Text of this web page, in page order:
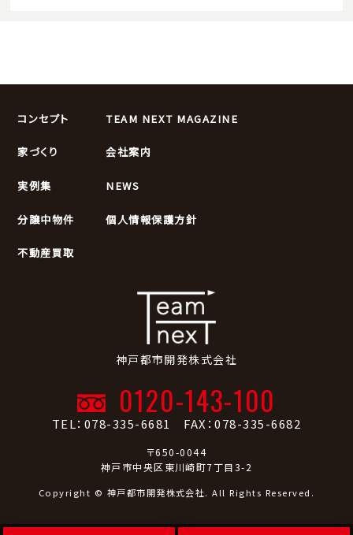
コンセプト
家づくり
実例集
分譲中物件
不動産買取
TEAM NEXT MAGAZINE
会社案内
NEWS
個人情報保護方針
神戸都市開発株式会社
0120-143-100
TEL：078-335-6681 FAX：078-335-6682
〒650-0044
神戸市中央区東川崎町7丁目3-2
Copyright © 神戸都市開発株式会社. All Rights Reserved.